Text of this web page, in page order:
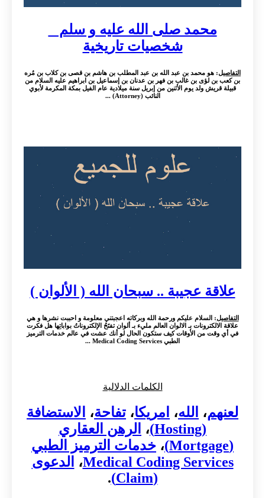
محمد صلى الله عليه و سلم _
شخصيات تاريخية
التفاصيل: هو محمد بن عبد الله بن عبد المطلب بن هاشم بن قصى بن كلاب بن مُره
بن كعب بن لؤى بن غالب بن فهر بن عدنان بن إسماعيل بن ابراهيم عليه السلام من
قبيلة قريش ولد يوم الأثنين من إبريل سنة ميلادية عام الفيل بمكة المكرمة لأبوي
النائب (Attorney) ...
علاقة عجيبة .. سبحان الله ( الألوان )
التفاصيل: السلام عليكم ورحمة الله وبركاته اعجبتني معلومة و احببت نشرها و هي
علاقة الالكترونات بـ الالوان العالم مليء بـ ألوان تفتَحُ الإلكتروناتُ بواباتِها هل فكرت
في أي وقت من الأوقات كيف ستكون الحال لو أنك عشت في عالم خدمات الترميز
الطبي Medical Coding Services ...
الكلمات الدلالية
لعنهم، الله، امريكا، تفاحة،
الاستضافة
(Hosting)
،
الرهن العقاري
(Mortgage)
، خدمات الترميز الطبي
Medical Coding Services،
الدعوى
(Claim)
.